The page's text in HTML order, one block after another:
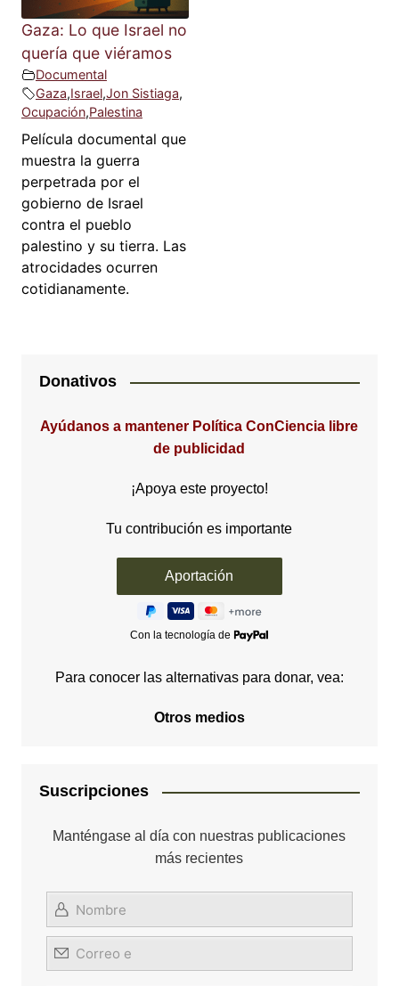
Gaza: Lo que Israel no
quería que viéramos
Documental
Gaza,Israel,Jon Sistiaga,
Ocupación,Palestina
Película documental que
muestra la guerra
perpetrada por el
gobierno de Israel
contra el pueblo
palestino y su tierra. Las
atrocidades ocurren
cotidianamente.
Donativos
Ayúdanos a mantener Política ConCiencia libre
de publicidad
¡Apoya este proyecto!
Tu contribución es importante
Con la tecnología de
Para conocer las alternativas para donar, vea:
Otros medios
Suscripciones
Manténgase al día con nuestras publicaciones
más recientes